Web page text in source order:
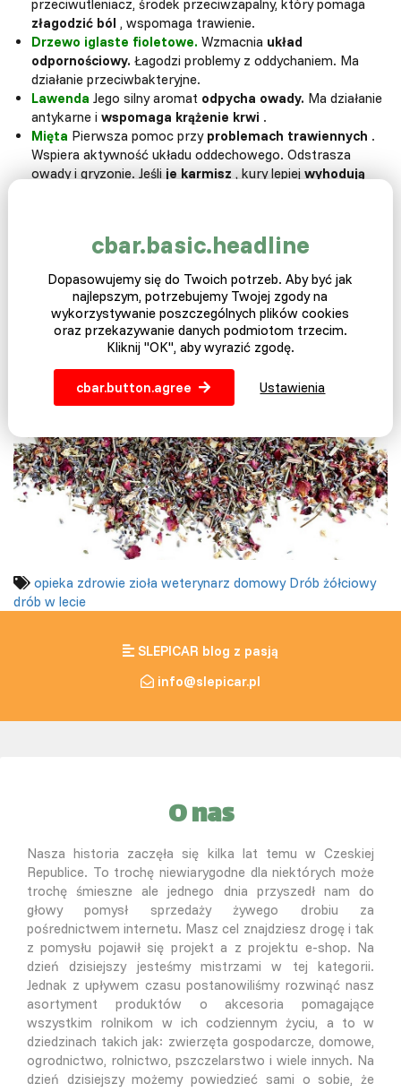
przeciwutleniacz, środek przeciwzapalny, który pomaga
złagodzić ból , wspomaga trawienie.
Drzewo iglaste fioletowe. Wzmacnia układ
odpornościowy. Łagodzi problemy z oddychaniem. Ma
działanie przeciwbakteryjne.
Lawenda Jego silny aromat odpycha owady. Ma działanie
antykarne i wspomaga krążenie krwi .
Mięta Pierwsza pomoc przy problemach trawiennych .
Wspiera aktywność układu oddechowego. Odstrasza
owady i gryzonie. Jeśli je karmisz , kury lepiej wyhodują
krwionośnychi poprawia krążenie krwi. Zawiera dużo
przeciwutleniacze. Użyjesz jego przeciwzapalnej mocy do
niestrawności.
Znajdziesz o wiele więcej odpowiednich ziół. Zainspiruj się!
opieka zdrowie zioła weterynarz domowy Drób żółciowy
drób w lecie
SLEPICAR blog z pasją
info@slepicar.pl
O nas
Nasza historia zaczęła się kilka lat temu w Czeskiej
Republice. To trochę niewiarygodne dla niektórych może
trochę śmieszne ale jednego dnia przyszedł nam do
głowy pomysł sprzedaży żywego drobiu za
pośrednictwem internetu. Masz cel znajdziesz drogę i tak
z pomysłu pojawił się projekt a z projektu e-shop. Na
dzień dzisiejszy jesteśmy mistrzami w tej kategorii.
Jednak z upływem czasu postanowiliśmy rozwinąć nasz
asortyment produktów o akcesoria pomagające
wszystkim rolnikom w ich codziennym życiu, a to w
dziedzinach takich jak: zwierzęta gospodarcze, domowe,
ogrodnictwo, rolnictwo, pszczelarstwo i wiele innych. Na
dzień dzisiejszy możemy powiedzieć sami o sobie, że
cbar.basic.headline
Dopasowujemy się do Twoich potrzeb. Aby być jak
najlepszym, potrzebujemy Twojej zgody na
wykorzystywanie poszczególnych plików cookies
oraz przekazywanie danych podmiotom trzecim.
Kliknij "OK", aby wyrazić zgodę.
cbar.button.agree Ustawienia